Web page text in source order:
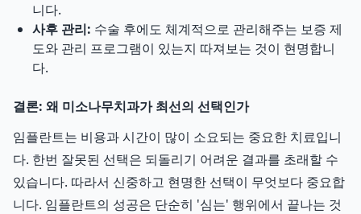
니다.
사후 관리: 수술 후에도 체계적으로 관리해주는 보증 제
도와 관리 프로그램이 있는지 따져보는 것이 현명합니
다.
결론: 왜 미소나무치과가 최선의 선택인가
임플란트는 비용과 시간이 많이 소요되는 중요한 치료입니
다. 한번 잘못된 선택은 되돌리기 어려운 결과를 초래할 수
있습니다. 따라서 신중하고 현명한 선택이 무엇보다 중요합
니다. 임플란트의 성공은 단순히 '심는' 행위에서 끝나는 것